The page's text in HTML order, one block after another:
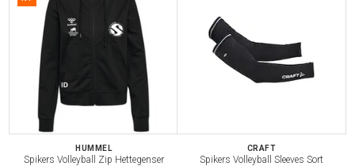
HUMMEL
Spikers Volleyball Zip Hettegenser
CRAFT
Spikers Volleyball Sleeves Sort